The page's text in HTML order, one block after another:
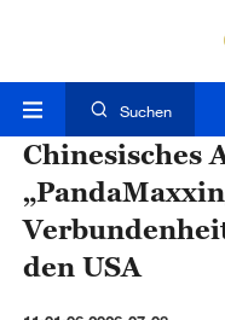
Suchen
Chinesisches
den USA